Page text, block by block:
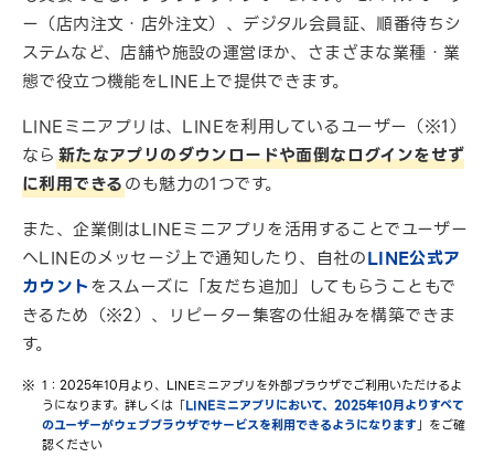
ー（店内注文・店外注文）、デジタル会員証、順番待ちシ
ステムなど、店舗や施設の運営ほか、さまざまな業種・業
態で役立つ機能をLINE上で提供できます。
LINEミニアプリは、LINEを利用しているユーザー（※1）
なら 新たなアプリのダウンロードや面倒なログインをせず
に利用できるのも魅力の1つです。
また、企業側はLINEミニアプリを活用することでユーザー
へLINEのメッセージ上で通知したり、自社のLINE公式ア
カウントをスムーズに「友だち追加」してもらうこともで
きるため（※2）、リピーター集客の仕組みを構築できま
す。
1：2025年10月より、LINEミニアプリを外部ブラウザでご利用いただけるよ
うになります。詳しくは「LINEミニアプリにおいて、2025年10月よりすべて
のユーザーがウェブブラウザでサービスを利用できるようになります」をご確
認ください